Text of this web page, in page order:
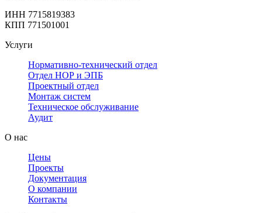
ИНН 7715819383
КПП 771501001
Услуги
Нормативно-технический отдел
Отдел НОР и ЭПБ
Проектный отдел
Монтаж систем
Техническое обслуживание
Аудит
О нас
Цены
Проекты
Документация
О компании
Контакты